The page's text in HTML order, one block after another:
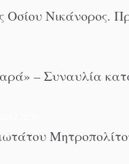
Οσίου Νικάνορος.
– Συναυλία